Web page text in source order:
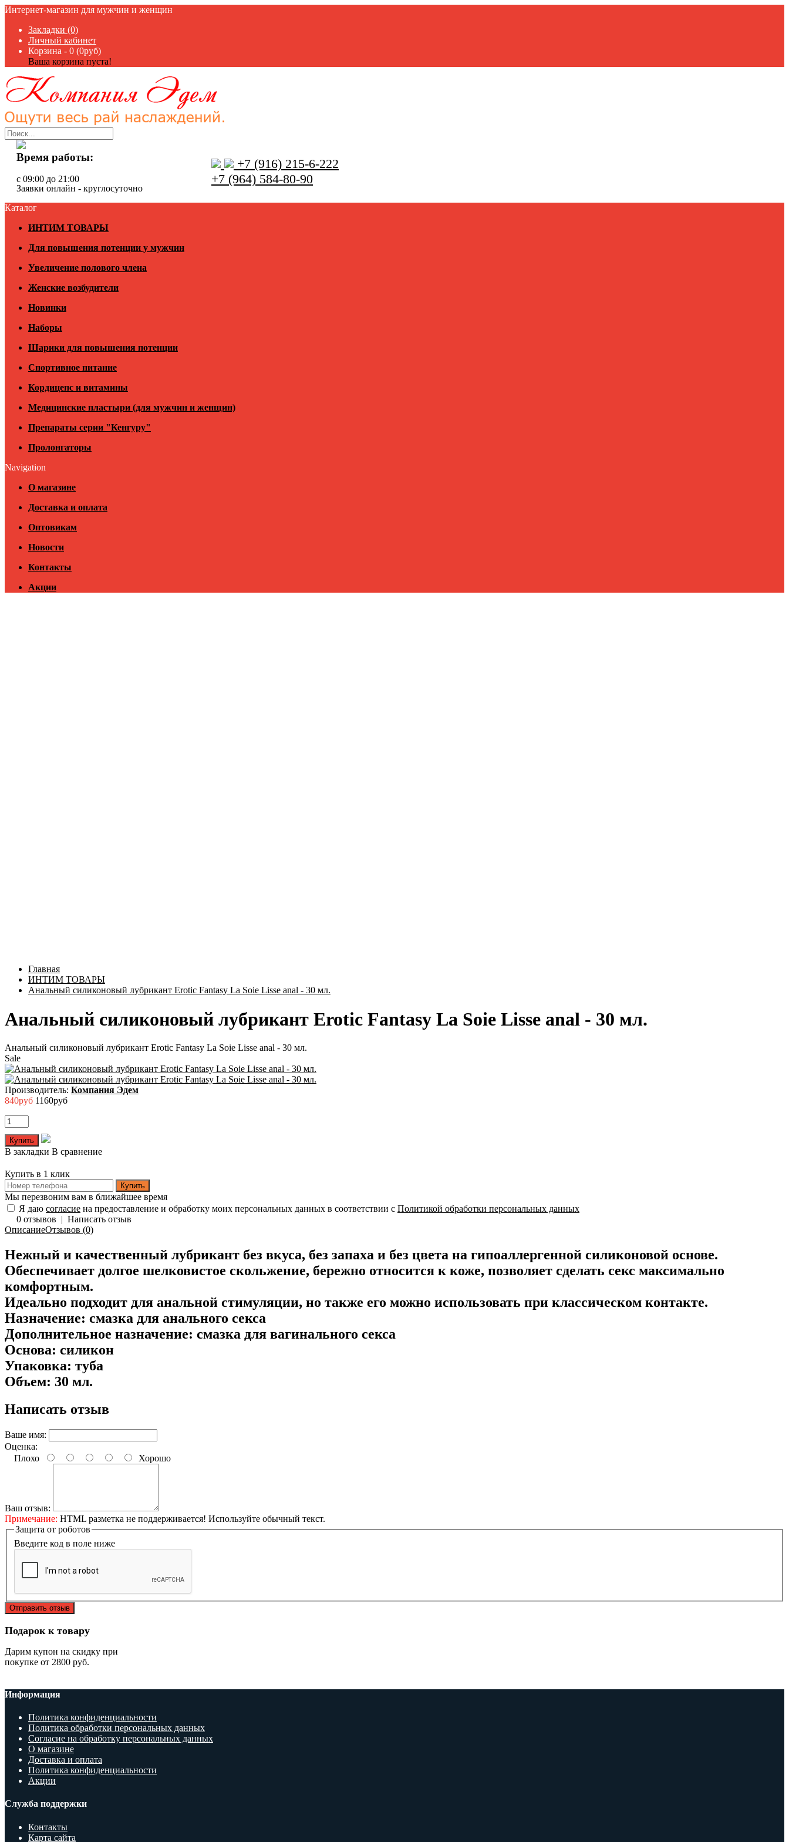
Интернет-магазин для мужчин и женщин
Закладки (0)
Личный кабинет
Корзина - 0 (0руб)
Ваша корзина пуста!
Время работы:
с 09:00 до 21:00
Заявки онлайн - круглосуточно
+7 (916) 215-6-222
+7 (964) 584-80-90
Каталог
ИНТИМ ТОВАРЫ
Для повышения потенции у мужчин
Увеличение полового члена
Женские возбудители
Новинки
Наборы
Шарики для повышения потенции
Спортивное питание
Кордицепс и витамины
Медицинские пластыри (для мужчин и женщин)
Препараты серии "Кенгуру"
Пролонгаторы
Navigation
О магазине
Доставка и оплата
Оптовикам
Новости
Контакты
Акции
Главная
ИНТИМ ТОВАРЫ
Анальный силиконовый лубрикант Erotic Fantasy La Soie Lisse anal - 30 мл.
Анальный силиконовый лубрикант Erotic Fantasy La Soie Lisse anal - 30 мл.
Анальный силиконовый лубрикант Erotic Fantasy La Soie Lisse anal - 30 мл.
Sale
Производитель: Компания Эдем
840руб 1160руб
В закладки В сравнение
Купить в 1 клик
Купить
Мы перезвоним вам в ближайшее время
Я даю согласие на предоставление и обработку моих персональных данных в соответствии с Политикой обработки персональных данных
0 отзывов | Написать отзыв
ОписаниеОтзывов (0)
Нежный и качественный лубрикант без вкуса, без запаха и без цвета на гипоаллергенной силиконовой основе.
Обеспечивает долгое шелковистое скольжение, бережно относится к коже, позволяет сделать секс максимально
комфортным.
Идеально подходит для анальной стимуляции, но также его можно использовать при классическом контакте.
Назначение: смазка для анального секса
Дополнительное назначение: смазка для вагинального секса
Основа: силикон
Упаковка: туба
Объем: 30 мл.
Написать отзыв
Ваше имя:
Оценка:
Плохо
Хорошо
Ваш отзыв:
Примечание: HTML разметка не поддерживается! Используйте обычный текст.
Защита от роботов
Введите код в поле ниже
Отправить отзыв
Подарок к товару
Дарим купон на скидку при
покупке от 2800 руб.
Информация
Политика конфиденциальности
Политика обработки персональных данных
Согласие на обработку персональных данных
О магазине
Доставка и оплата
Политика конфиденциальности
Акции
Служба поддержки
Контакты
Карта сайта